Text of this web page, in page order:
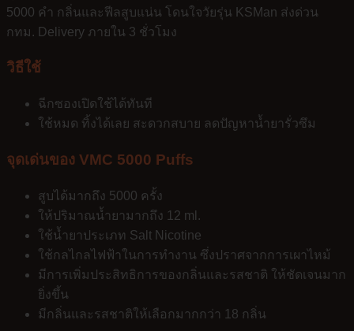
5000 คำ กลิ่นและฟีลสูบแน่น โดนใจวัยรุ่น KSMan ส่งด่วน
กทม. Delivery ภายใน 3 ชั่วโมง
วิธีใช้
ฉีกซองเปิดใช้ได้ทันที
ใช้หมด ทิ้งได้เลย สะดวกสบาย ลดปัญหาน้ำยารั่วซึม
จุดเด่นของ VMC 5000 Puffs
สูบได้มากถึง 5000 ครั้ง
ให้ปริมาณน้ำยามากถึง 12 ml.
ใช้น้ำยาประเภท Salt Nicotine
ใช้กลไกลไฟฟ้าในการทำงาน ซึ่งปราศจากการเผาไหม้
มีการเพิ่มประสิทธิการของกลิ่นและรสชาติ ให้ชัดเจนมาก
ยิ่งขึ้น
มีกลิ่นและรสชาติให้เลือกมากกว่า 18 กลิ่น